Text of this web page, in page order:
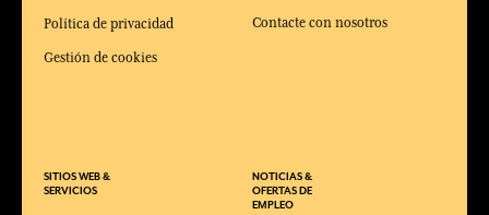
Política de privacidad
Gestión de cookies
SITIOS WEB &
SERVICIOS
Contacte con nosotros
NOTICIAS &
OFERTAS DE
EMPLEO